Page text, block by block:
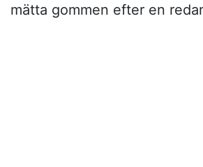
mätta gommen efter en